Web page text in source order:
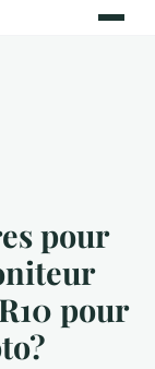
pour
pour